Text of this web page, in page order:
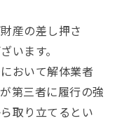
産の差し押さ
います。
おいて解体業者
第三者に履行の強
取り立てるとい